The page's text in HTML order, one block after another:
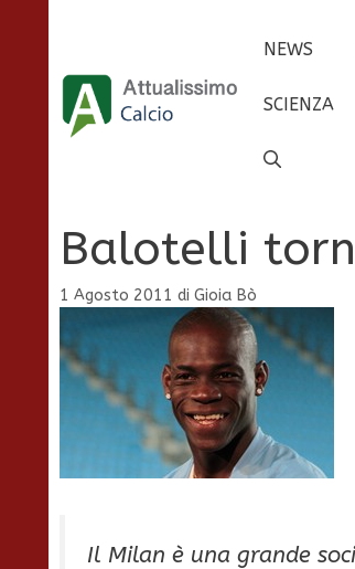
contenuto
NEWS
SCIENZA
Balotelli
1 Agosto 2011 di Gioia Bò
Il Milan è una grande